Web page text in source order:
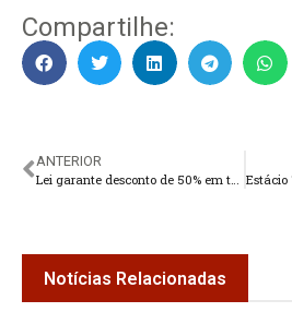
Compartilhe:
ANTERIOR
Notícias Relacionadas